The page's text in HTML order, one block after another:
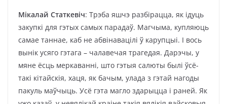
Мікалай Статкевіч: Трэба яшчэ разбірацца, як ідуць
закупкі для гэтых самых парадаў. Магчыма, купляюць
самае таннае, каб не абвінавацілі ў карупцыі. І вось
вынік усяго гэтага – чалавечая трагедая. Дарэчы, у
мяне ёсць меркаванні, што гэтыя салюты былі ўсё-
такі кітайскія, хаця, як бачым, улада з гэтай нагоды
пакуль маўчыць. Усё гэта магло здарыцца і раней. Як